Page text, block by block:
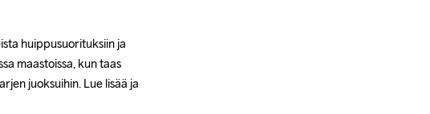
huippusuorituksiin ja
maastoissa, kun taas
juoksuihin. Lue lisää ja